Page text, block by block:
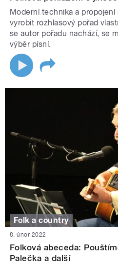
Moderní technika a
vyrobit rozhlasový pořad
se autor pořadu nachází, se
výběr písní.
Folk a country
8. únor 2022
Folková abeceda:
Palečka a další